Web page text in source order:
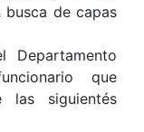
busca de capas
Departamento
que
siguientés